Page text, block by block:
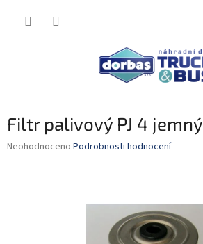
Filtr palivový PJ 4 jemný
Průměrné
Neohodnoceno Podrobnosti hodnocení